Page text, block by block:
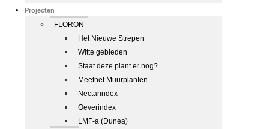
Projecten
FLORON
Het Nieuwe Strepen
Witte gebieden
Staat deze plant er nog?
Meetnet Muurplanten
Nectarindex
Oeverindex
LMF-a (Dunea)